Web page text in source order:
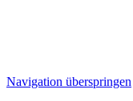
Navigation überspringen